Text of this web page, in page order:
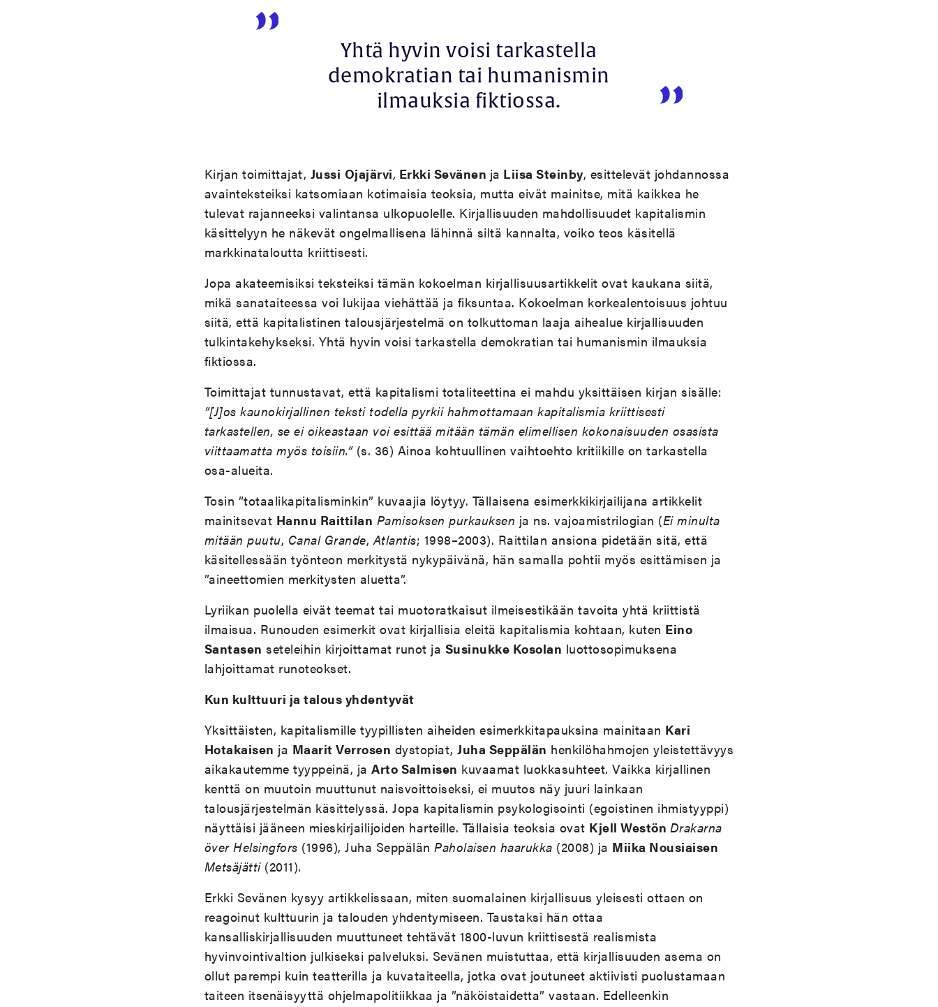
Yhtä hyvin voisi tarkastella
demokratian tai humanismin
ilmauksia fiktiossa.
Kirjan toimittajat, Jussi Ojajärvi, Erkki Sevänen ja Liisa Steinby, esittelevät johdannossa
avainteksteiksi katsomiaan kotimaisia teoksia, mutta eivät mainitse, mitä kaikkea he
tulevat rajanneeksi valintansa ulkopuolelle. Kirjallisuuden mahdollisuudet kapitalismin
käsittelyyn he näkevät ongelmallisena lähinnä siltä kannalta, voiko teos käsitellä
markkinataloutta kriittisesti.
Jopa akateemisiksi teksteiksi tämän kokoelman kirjallisuusartikkelit ovat kaukana siitä,
mikä sanataiteessa voi lukijaa viehättää ja fiksuntaa. Kokoelman korkealentoisuus johtuu
siitä, että kapitalistinen talousjärjestelmä on tolkuttoman laaja aihealue kirjallisuuden
tulkintakehykseksi. Yhtä hyvin voisi tarkastella demokratian tai humanismin ilmauksia
fiktiossa.
Toimittajat tunnustavat, että kapitalismi totaliteettina ei mahdu yksittäisen kirjan sisälle:
”[J]os kaunokirjallinen teksti todella pyrkii hahmottamaan kapitalismia kriittisesti
tarkastellen, se ei oikeastaan voi esittää mitään tämän elimellisen kokonaisuuden osasista
viittaamatta myös toisiin.”(s. 36) Ainoa kohtuullinen vaihtoehto kritiikille on tarkastella
osa-alueita.
Tosin ”totaalikapitalisminkin” kuvaajia löytyy. Tällaisena esimerkkikirjailijana artikkelit
mainitsevat Hannu Raittilan Pamisoksen purkauksen ja ns. vajoamistrilogian (Ei minulta
mitään puutu, Canal Grande, Atlantis; 1998–2003). Raittilan ansiona pidetään sitä, että
käsitellessään työnteon merkitystä nykypäivänä, hän samalla pohtii myös esittämisen ja
”aineettomien merkitysten aluetta”.
Lyriikan puolella eivät teemat tai muotoratkaisut ilmeisestikään tavoita yhtä kriittistä
ilmaisua. Runouden esimerkit ovat kirjallisia eleitä kapitalismia kohtaan, kuten Eino
Santasen seteleihin kirjoittamat runot ja Susinukke Kosolan luottosopimuksena
lahjoittamat runoteokset.
Kun kulttuuri ja talous yhdentyvät
Yksittäisten, kapitalismille tyypillisten aiheiden esimerkkitapauksina mainitaan Kari
Hotakaisen ja Maarit Verrosen dystopiat, Juha Seppälän henkilöhahmojen yleistettävyys
aikakautemme tyyppeinä, ja Arto Salmisen kuvaamat luokkasuhteet. Vaikka kirjallinen
kenttä on muutoin muuttunut naisvoittoiseksi, ei muutos näy juuri lainkaan
talousjärjestelmän käsittelyssä. Jopa kapitalismin psykologisointi (egoistinen ihmistyyppi)
näyttäisi jääneen mieskirjailijoiden harteille. Tällaisia teoksia ovat Kjell Westön Drakarna
över Helsingfors (1996), Juha Seppälän Paholaisen haarukka (2008) ja Miika Nousiaisen
Metsäjätti(2011).
Erkki Sevänen kysyy artikkelissaan, miten suomalainen kirjallisuus yleisesti ottaen on
reagoinut kulttuurin ja talouden yhdentymiseen. Taustaksi hän ottaa
kansalliskirjallisuuden muuttuneet tehtävät 1800-luvun kriittisestä realismista
hyvinvointivaltion julkiseksi palveluksi. Sevänen muistuttaa, että kirjallisuuden asema on
ollut parempi kuin teatterilla ja kuvataiteella, jotka ovat joutuneet aktiivisti puolustamaan
taiteen itsenäisyyttä ohjelmapolitiikkaa ja ”näköistaidetta” vastaan. Edelleenkin